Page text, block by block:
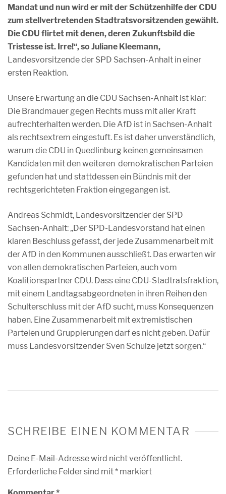
Mandat und nun wird er mit der Schützenhilfe der CDU
zum stellvertretenden Stadtratsvorsitzenden gewählt.
Die CDU flirtet mit denen, deren Zukunftsbild die
Tristesse ist. Irre!“, so Juliane Kleemann,
Landesvorsitzende der SPD Sachsen-Anhalt in einer
ersten Reaktion.
Unsere Erwartung an die CDU Sachsen-Anhalt ist klar:
Die Brandmauer gegen Rechts muss mit aller Kraft
aufrechterhalten werden. Die AfD ist in Sachsen-Anhalt
als rechtsextrem eingestuft. Es ist daher unverständlich,
warum die CDU in Quedlinburg keinen gemeinsamen
Kandidaten mit den weiteren demokratischen Parteien
gefunden hat und stattdessen ein Bündnis mit der
rechtsgerichteten Fraktion eingegangen ist.
Andreas Schmidt, Landesvorsitzender der SPD
Sachsen-Anhalt: „Der SPD-Landesvorstand hat einen
klaren Beschluss gefasst, der jede Zusammenarbeit mit
der AfD in den Kommunen ausschließt. Das erwarten wir
von allen demokratischen Parteien, auch vom
Koalitionspartner CDU. Dass eine CDU-Stadtratsfraktion,
mit einem Landtagsabgeordneten in ihren Reihen den
Schulterschluss mit der AfD sucht, muss Konsequenzen
haben. Eine Zusammenarbeit mit extremistischen
Parteien und Gruppierungen darf es nicht geben. Dafür
muss Landesvorsitzender Sven Schulze jetzt sorgen.“
SCHREIBE EINEN KOMMENTAR
Deine E-Mail-Adresse wird nicht veröffentlicht.
Erforderliche Felder sind mit* markiert